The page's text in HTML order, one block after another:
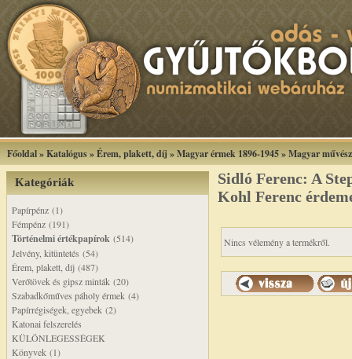
Főoldal»Katalógus»Érem, plakett, díj »Magyar érmek 1896-1945»Magyar
Kategóriák
Papírpénz (1)
Fémpénz (191)
Történelmi értékpapírok (514)
Jelvény, kitüntetés (54)
Érem, plakett, díj (487)
Verőtövek és gipsz minták (20)
Szabadkőműves páholy érmek (4)
Papírrégiségek, egyebek (2)
Katonai felszerelés
KÜLÖNLEGESSÉGEK
Könyvek (1)
Sidló Ferenc: A
Kohl Ferenc
Nincs vélemény a termékről.